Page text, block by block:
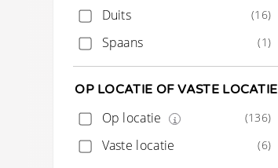
Duits (16)
Spaans (1)
OP LOCATIE OF VASTE LOCATIE
Op locatie (136)
Vaste locatie (6)